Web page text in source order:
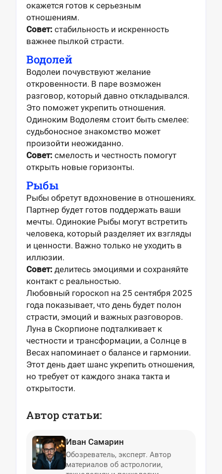
окажется готов к серьезным
отношениям.
Совет: стабильность и искренность
важнее пылкой страсти.
Водолей
Водолеи почувствуют желание
откровенности. В паре возможен
разговор, который давно откладывался.
Это поможет укрепить отношения.
Одиноким Водолеям стоит быть смелее:
судьбоносное знакомство может
произойти неожиданно.
Совет: смелость и честность помогут
открыть новые горизонты.
Рыбы
Рыбы обретут вдохновение в отношениях.
Партнер будет готов поддержать ваши
мечты. Одинокие Рыбы могут встретить
человека, который разделяет их взгляды
и ценности. Важно только не уходить в
иллюзии.
Совет: делитесь эмоциями и сохраняйте
контакт с реальностью.
Любовный гороскоп на 25 сентября 2025
года показывает, что день будет полон
страсти, эмоций и важных разговоров.
Луна в Скорпионе подталкивает к
честности и трансформации, а Солнце в
Весах напоминает о балансе и гармонии.
Этот день дает шанс укрепить отношения,
но требует от каждого знака такта и
открытости.
Автор статьи:
Иван Самарин
Обозреватель, эксперт. Автор
материалов об астрологии,